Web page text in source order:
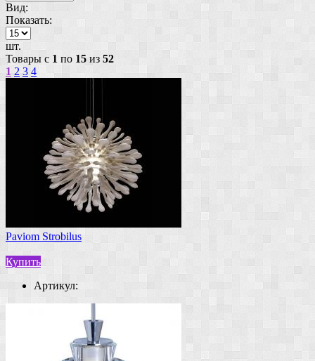
Вид:
Показать:
шт.
Товары с 1 по 15 из 52
1 2 3 4
Paviom Strobilus
Купить
Артикул: